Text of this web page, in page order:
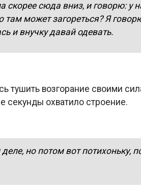
скорее сюда вниз, и говорю: у
там может загореться? Я
и внучку давай одевать.
тушить возгорание своими
секунды охватило строение.
но потом вот потихоньку,